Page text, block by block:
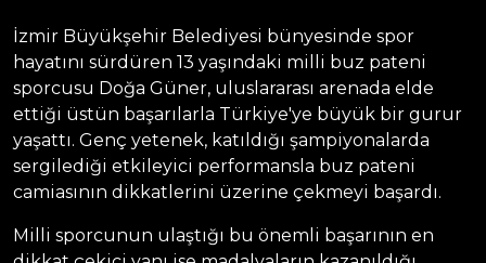
İzmir Büyükşehir Belediyesi bünyesinde spor
hayatını sürdüren 13 yaşındaki milli buz pateni
sporcusu Doğa Güner, uluslararası arenada elde
ettiği üstün başarılarla Türkiye'ye büyük bir gurur
yaşattı. Genç yetenek, katıldığı şampiyonalarda
sergilediği etkileyici performansla buz pateni
camiasının dikkatlerini üzerine çekmeyi başardı.
Milli sporcunun ulaştığı bu önemli başarının en